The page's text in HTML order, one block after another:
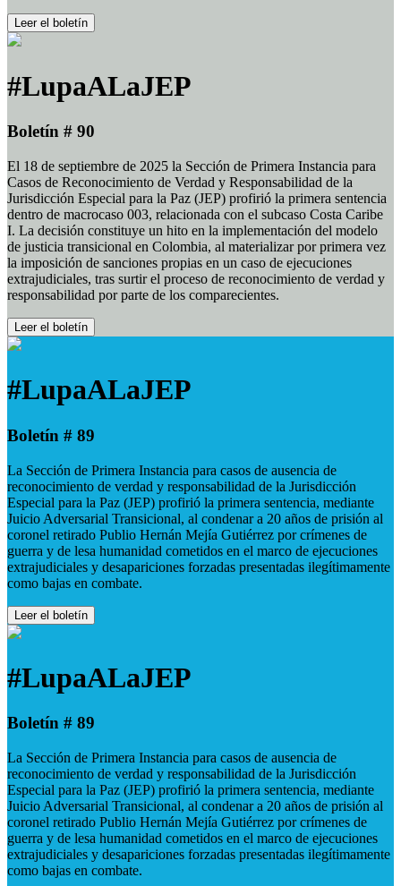
Leer el boletín
#LupaALaJEP
Boletín # 90
El 18 de septiembre de 2025 la Sección de Primera Instancia para
Casos de Reconocimiento de Verdad y Responsabilidad de la
Jurisdicción Especial para la Paz (JEP) profirió la primera sentencia
dentro de macrocaso 003, relacionada con el subcaso Costa Caribe
I. La decisión constituye un hito en la implementación del modelo
de justicia transicional en Colombia, al materializar por primera vez
la imposición de sanciones propias en un caso de ejecuciones
extrajudiciales, tras surtir el proceso de reconocimiento de verdad y
responsabilidad por parte de los comparecientes.
Leer el boletín
#LupaALaJEP
Boletín # 89
La Sección de Primera Instancia para casos de ausencia de
reconocimiento de verdad y responsabilidad de la Jurisdicción
Especial para la Paz (JEP) profirió la primera sentencia, mediante
Juicio Adversarial Transicional, al condenar a 20 años de prisión al
coronel retirado Publio Hernán Mejía Gutiérrez por crímenes de
guerra y de lesa humanidad cometidos en el marco de ejecuciones
extrajudiciales y desapariciones forzadas presentadas ilegítimamente
como bajas en combate.
Leer el boletín
#LupaALaJEP
Boletín # 89
La Sección de Primera Instancia para casos de ausencia de
reconocimiento de verdad y responsabilidad de la Jurisdicción
Especial para la Paz (JEP) profirió la primera sentencia, mediante
Juicio Adversarial Transicional, al condenar a 20 años de prisión al
coronel retirado Publio Hernán Mejía Gutiérrez por crímenes de
guerra y de lesa humanidad cometidos en el marco de ejecuciones
extrajudiciales y desapariciones forzadas presentadas ilegítimamente
como bajas en combate.